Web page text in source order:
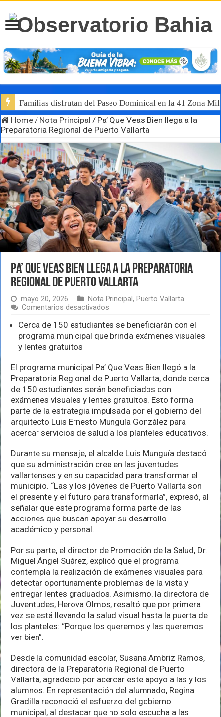
Familias disfrutan del Paseo Dominical en la 41 Zona
Home / Nota Principal / Pa’ Que Veas Bien llega a la
Preparatoria Regional de Puerto Vallarta
Pa’ Que Veas Bien llega a la Preparatoria
Regional de Puerto Vallarta
mayo 20, 2026 Nota Principal, Puerto Vallarta
Comentarios desactivados
Que
Veas
Bien
la
Preparatoria
Regional
de
Puerto
Vallarta
Cerca de 150 estudiantes se beneficiarán con el
programa municipal que brinda exámenes visuales
y lentes gratuitos
El programa municipal Pa’ Que Veas Bien llegó a la
Preparatoria Regional de Puerto Vallarta, donde cerca
de 150 estudiantes serán beneficiados con
exámenes visuales y lentes gratuitos. Esto forma
parte de la estrategia impulsada por el gobierno del
arquitecto Luis Ernesto Munguía González para
acercar servicios de salud a los planteles educativos.
Durante su mensaje, el alcalde Luis Munguía destacó
que su administración cree en las juventudes
vallartenses y en su capacidad para transformar el
municipio. “Las y los jóvenes de Puerto Vallarta son
el presente y el futuro para transformarla”, expresó, al
señalar que este programa forma parte de las
acciones que buscan apoyar su desarrollo
académico y personal.
Por su parte, el director de Promoción de la Salud, Dr.
Miguel Ángel Suárez, explicó que el programa
contempla la realización de exámenes visuales para
detectar oportunamente problemas de la vista y
entregar lentes graduados. Asimismo, la directora de
Juventudes, Herova Olmos, resaltó que por primera
vez se está llevando la salud visual hasta la puerta de
los planteles: “Porque los queremos y las queremos
ver bien”.
Desde la comunidad escolar, Susana Ambriz Ramos,
directora de la Preparatoria Regional de Puerto
Vallarta, agradeció por acercar este apoyo a las y los
alumnos. En representación del alumnado, Regina
Gradilla reconoció el esfuerzo del gobierno
municipal, al destacar que no solo escucha a las